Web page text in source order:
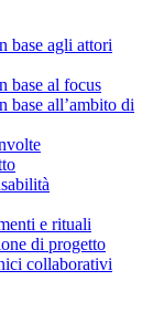
base agli attori
base al focus
base all’ambito di
e rituali
di progetto
collaborativi